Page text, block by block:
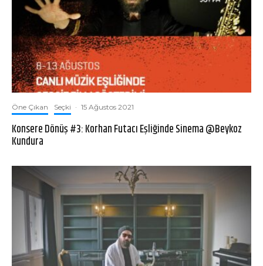
Öne Çıkan Seçki · 15 Ağustos 2021
Konsere Dönüş #3: Korhan Futacı Eşliğinde Sinema @Beykoz
Kundura